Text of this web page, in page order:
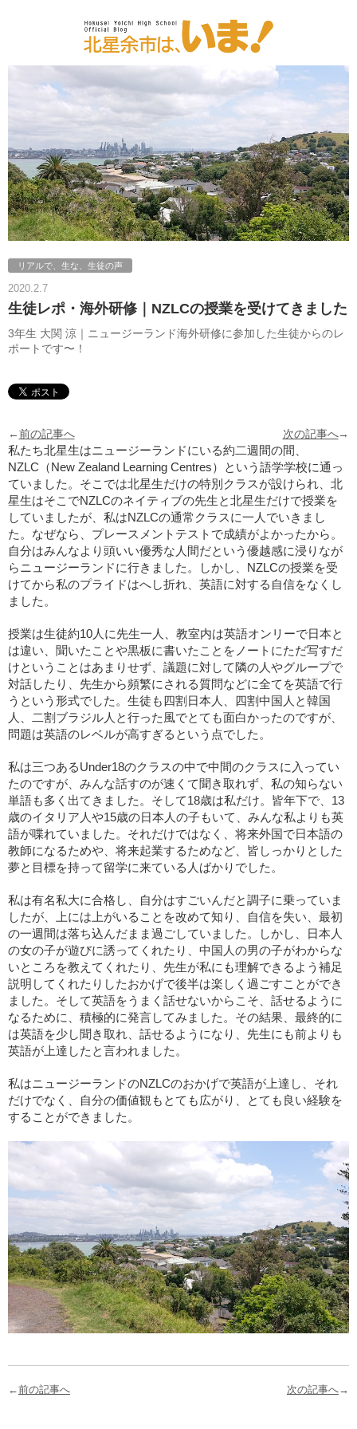
リアルで、生な、生徒の声
2020.2.7
生徒レポ・海外研修｜NZLCの授業を受けてきました
3年生 大関 涼｜ニュージーランド海外研修に参加した生徒からのレ
ポートです〜！
←前の記事へ 次の記事へ→
私たち北星生はニュージーランドにいる約二週間の間、
NZLC（New Zealand Learning Centres）という語学学校に通っ
ていました。そこでは北星生だけの特別クラスが設けられ、北
星生はそこでNZLCのネイティブの先生と北星生だけで授業を
していましたが、私はNZLCの通常クラスに一人でいきまし
た。なぜなら、プレースメントテストで成績がよかったから。
自分はみんなより頭いい優秀な人間だという優越感に浸りなが
らニュージーランドに行きました。しかし、NZLCの授業を受
けてから私のプライドはへし折れ、英語に対する自信をなくし
ました。
授業は生徒約10人に先生一人、教室内は英語オンリーで日本と
は違い、聞いたことや黒板に書いたことをノートにただ写すだ
けということはあまりせず、議題に対して隣の人やグループで
対話したり、先生から頻繁にされる質問などに全てを英語で行
うという形式でした。生徒も四割日本人、四割中国人と韓国
人、二割ブラジル人と行った風でとても面白かったのですが、
問題は英語のレベルが高すぎるという点でした。
私は三つあるUnder18のクラスの中で中間のクラスに入ってい
たのですが、みんな話すのが速くて聞き取れず、私の知らない
単語も多く出てきました。そして18歳は私だけ。皆年下で、13
歳のイタリア人や15歳の日本人の子もいて、みんな私よりも英
語が喋れていました。それだけではなく、将来外国で日本語の
教師になるためや、将来起業するためなど、皆しっかりとした
夢と目標を持って留学に来ている人ばかりでした。
私は有名私大に合格し、自分はすごいんだと調子に乗っていま
したが、上には上がいることを改めて知り、自信を失い、最初
の一週間は落ち込んだまま過ごしていました。しかし、日本人
の女の子が遊びに誘ってくれたり、中国人の男の子がわからな
いところを教えてくれたり、先生が私にも理解できるよう補足
説明してくれたりしたおかげで後半は楽しく過ごすことができ
ました。そして英語をうまく話せないからこそ、話せるように
なるために、積極的に発言してみました。その結果、最終的に
は英語を少し聞き取れ、話せるようになり、先生にも前よりも
英語が上達したと言われました。
私はニュージーランドのNZLCのおかげで英語が上達し、それ
だけでなく、自分の価値観もとても広がり、とても良い経験を
することができました。
←前の記事へ 次の記事へ→